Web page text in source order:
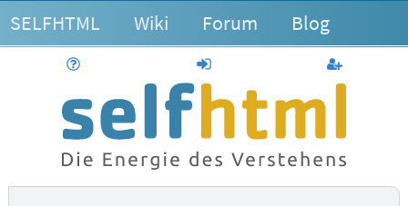
SELFHTML Wiki Forum Blog
anmelden